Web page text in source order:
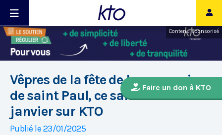
Contenu sponsorisé
Faire un don à KTO
Vêpres de la fête de la conversion
de saint Paul, ce samedi 25
janvier sur KTO
Publié le 23/01/2025